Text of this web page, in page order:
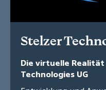
Stelzer
Die virtuelle
Technologies UG